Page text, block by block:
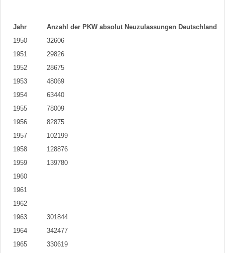
Jahr
Anzahl der PKW absolut Neuzulassungen Deutschland
1950
32606
1951
29826
1952
28675
1953
48069
1954
63440
1955
78009
1956
82875
1957
102199
1958
128876
1959
139780
1960
1961
1962
1963
301844
1964
342477
1965
330619